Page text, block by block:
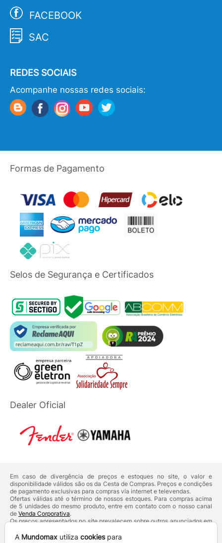
FACEBOOK
SAC
REDES SOCIAIS
Acompanhe nossas redes sociais:
Formas de Pagamento
Selos de Segurança e Certificados
Dealer Oficial
Em caso de divergência de preços e estoques no site, o valor e
disponibilidade válidos são os da Cesta de Compras. Preços e condições
de pagamento exclusivas para compras via internet e televendas.
Ofertas válidas até o término de nossos estoques. Para compras acima
de 5 unidades do mesmo produto, entre em contato com o nosso canal
de Venda Corporativa.
Os preços apresentados no site prevalecem sobre outros anunciados em
Defesa do Consumidor:Lei nº 8.078.
A Mundomax utiliza cookiespara